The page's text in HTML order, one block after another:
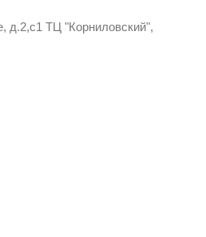
д.2,с1 ТЦ "Корниловский",